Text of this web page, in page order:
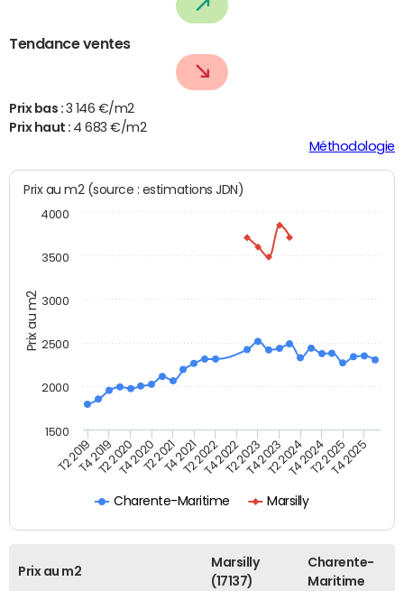
Tendance ventes
Prix bas : 3 146 €/m2
Prix haut : 4 683 €/m2
Méthodologie
Prix au m2
Prix au m2 (source : estimations JDN)
Charente-Maritime Marsilly
T2 2019T4 2019T2 2020T4 2020T2 2021T4 2021T2 2022T4 2022T2 2023T4 2023T2 2024T4 2024T2 2025T4 2025
1500
2000
2500
3000
3500
4000
Prix au m2
Marsilly
(17137)
Charente-
Maritime